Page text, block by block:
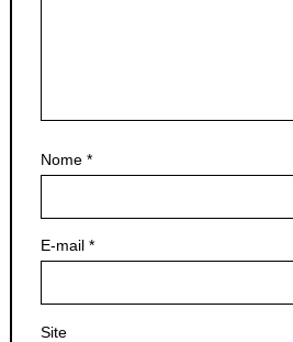
Nome *
E-mail *
Site